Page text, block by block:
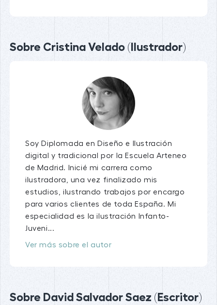
Sobre Cristina Velado (Ilustrador)
Soy Diplomada en Diseño e Ilustración
digital y tradicional por la Escuela Arteneo
de Madrid. Inicié mi carrera como
ilustradora, una vez finalizado mis
estudios, ilustrando trabajos por encargo
para varios clientes de toda España. Mi
especialidad es la ilustración Infanto-
Juveni...
Ver más sobre el autor
Sobre David Salvador Saez (Escritor)